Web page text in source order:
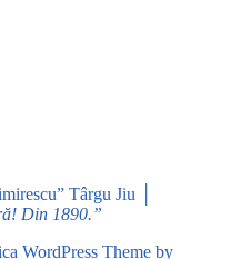
Târgu Jiu │
Din 1890.”
WordPress Theme by